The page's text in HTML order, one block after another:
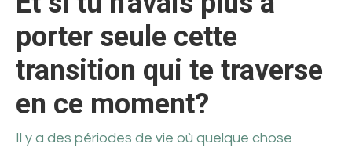
porter seule cette
transition qui te traverse
en ce moment?
Il y a des périodes de vie où quelque chose